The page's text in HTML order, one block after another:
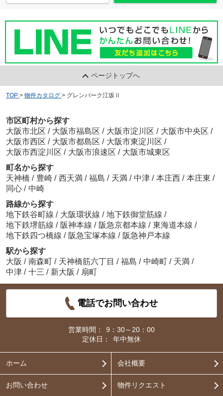
ページトップへ
TOP > 物件カタログ > グレンパーク江坂Ⅱ
市区町村から探す
大阪市北区 / 大阪市福島区 / 大阪市淀川区 / 大阪市中央区 /
大阪市西区 / 大阪市都島区 / 大阪市東淀川区 /
大阪市西淀川区 / 大阪市浪速区 / 大阪市城東区
町名から探す
天神橋 / 豊崎 / 西天満 / 福島 / 天満 / 中津 / 本庄西 / 本庄東 /
同心 / 中崎
路線から探す
地下鉄谷町線 / 大阪環状線 / 地下鉄御堂筋線 /
地下鉄堺筋線 / 阪神本線 / 阪急京都本線 / 東海道本線 /
地下鉄四つ橋線 / 阪急宝塚本線 / 阪急神戸本線
駅から探す
大阪 / 南森町 / 天神橋筋六丁目 / 福島 / 中崎町 / 天満 /
中津 / 十三 / 新大阪 / 扇町
電話でお問い合わせ
営業時間：
9：30～20：00
定休日：
年中無休
ホーム 会社概要
お問い合わせ 物件リクエスト